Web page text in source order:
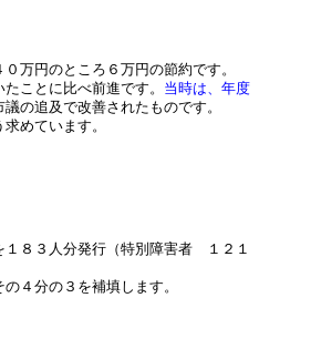
万円のところ６万円の節約です。
ことに比べ前進です。 当時は、年度
の追及で改善されたものです。
めています。
１８３人分発行（特別障害者 １２１
４分の３を補填します。